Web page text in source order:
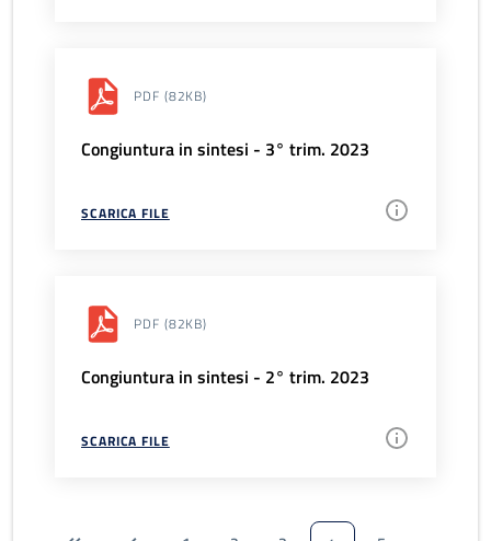
PDF (82KB)
Congiuntura in sintesi - 3° trim. 2023
SCARICA FILE
PDF (82KB)
Congiuntura in sintesi - 2° trim. 2023
SCARICA FILE